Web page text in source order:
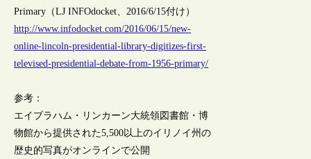
Primary（LJ INFOdocket、2016/6/15付け）
http://www.infodocket.com/2016/06/15/new-
online-lincoln-presidential-library-digitizes-first-
televised-presidential-debate-from-1956-primary/
参考：
エイブラハム・リンカーン大統領図書館・博
物館から提供された5,500以上のイリノイ州の
歴史的写真がオンラインで公開